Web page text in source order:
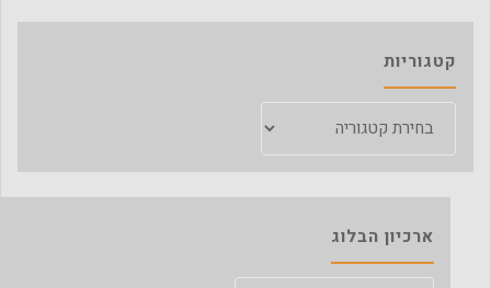
קטגוריות
ארכיון הבלוג